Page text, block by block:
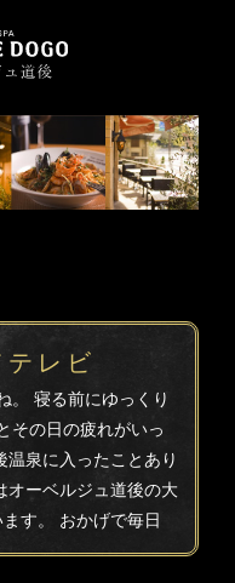
テレビ
。 寝る前にゆっくり
その日の疲れがいっ
温泉に入ったことあり
オーベルジュ道後の大
す。 おかげで毎日